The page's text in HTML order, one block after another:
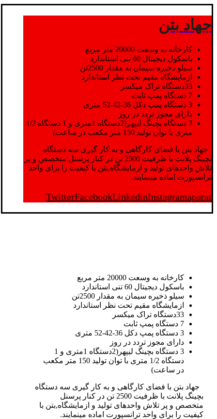
جهاد بتن
کارخانه به وسعت 20000 متر مربع
باسکول دیجیتال 60 تنی استاندارد
سیلو ذخیره سیمان به مقدار 2500تن
ازمایشگاه مقیم تحت نظر استاندارد
33دستگاه تراک میکسر
7 دستگاه پمپ ثابت
3 دستگاه پمپ دکل 36-42-52 متری
دارای مجوز تردد در روز
3 دستگاه بچینگ لیپهر(2دستگاه 1متری و 1 دستگاه 1/2
متری با توان تولید 150 متر مکعب در ساعت)
جهاد بتن با فضای کارگاهی و به کار گیری سه دستگاه
بچینگ پلانت با ظرفیت 2500 تن در کنار پرسنل متخصص و پر
تلاش واحدهای تولید و ازمایشگاه,بتن با کیفیت را برای واحد
ترانسپورت اماده مینمایند.
TwitterFacebookLinkedinInstagramaparat
کارخانه به وسعت 20000 متر مربع
باسکول دیجیتال 60 تنی استاندارد
سیلو ذخیره سیمان به مقدار 2500تن
ازمایشگاه مقیم تحت نظر استاندارد
33دستگاه تراک میکسر
7 دستگاه پمپ ثابت
3 دستگاه پمپ دکل 36-42-52 متری
دارای مجوز تردد در روز
3 دستگاه بچینگ لیپهر(2دستگاه 1متری و 1
دستگاه 1/2 متری با توان تولید 150 متر مکعب
در ساعت)
جهاد بتن با فضای کارگاهی و به کار گیری سه دستگاه
بچینگ پلانت با ظرفیت 2500 تن در کنار پرسنل
متخصص و پر تلاش واحدهای تولید و ازمایشگاه,بتن با
کیفیت را برای واحد ترانسپورت اماده مینمایند.